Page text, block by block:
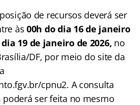
de recursos deverá ser
às 00h do dia 16 de janeiro
19 de janeiro de 2026, no
DF, por meio do site da
cpnu2. A consulta
ser feita no mesmo